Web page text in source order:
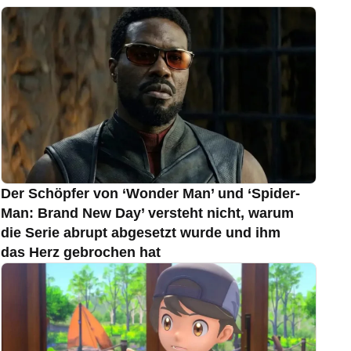
Der Schöpfer von ‘Wonder Man’ und ‘Spider-
Man: Brand New Day’ versteht nicht, warum
die Serie abrupt abgesetzt wurde und ihm
das Herz gebrochen hat